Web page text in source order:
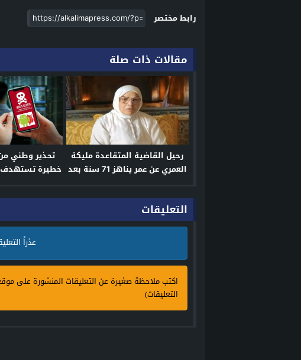
رابط مختصر
مقالات ذات صلة
رحيل القاضية المتقاعدة مليكة
العمري عن عمر يناهز 71 سنة بعد
تحذير وطني
خطيرة تستهدف
التعليقات
عذراً
اكتب ملاحظة صغيرة عن التعليقات المنشورة على
التعليقات)